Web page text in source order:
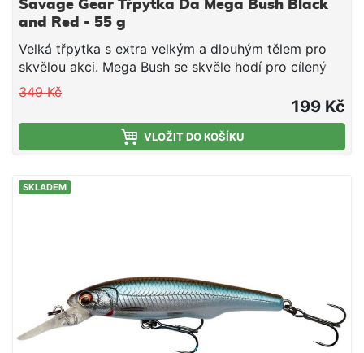
Savage Gear Třpytka Da Mega Bush Black
and Red - 55 g
Velká třpytka s extra velkým a dlouhým tělem pro
skvělou akci. Mega Bush se skvěle hodí pro cílený
lov štik a candátů. Velký rám z nerezové oceli 8/0
Hlavní hák a houpací hák
349 Kč
199 Kč
VLOŽIT DO KOŠÍKU
SKLADEM